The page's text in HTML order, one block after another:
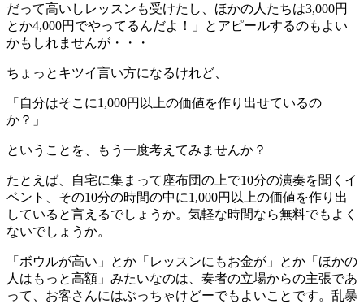
だって高いしレッスンも受けたし、ほかの人たちは3,000円
とか4,000円でやってるんだよ！」とアピールするのもよい
かもしれませんが・・・
ちょっとキツイ言い方になるけれど、
「自分はそこに1,000円以上の価値を作り出せているの
か？」
ということを、もう一度考えてみませんか？
たとえば、自宅に集まって座布団の上で10分の演奏を聞くイ
ベント、その10分の時間の中に1,000円以上の価値を作り出
していると言えるでしょうか。気軽な時間なら無料でもよく
ないでしょうか。
「ボウルが高い」とか「レッスンにもお金が」とか「ほかの
人はもっと高額」みたいなのは、奏者の立場からの主張であ
って、お客さんにはぶっちゃけどーでもよいことです。乱暴